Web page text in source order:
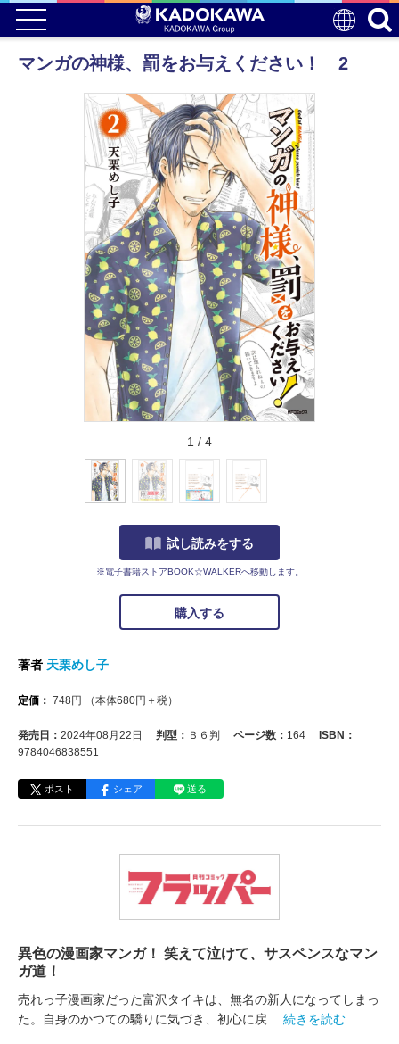
マンガの神様、罰をお与えください！ 2
1 / 4
試し読みをする
※電子書籍ストアBOOK☆WALKERへ移動します。
購入する
著者 天栗めし子
定価： 748円 （本体680円＋税）
発売日： 2024年08月22日 判型： Ｂ６判 ページ数： 164
ISBN：
9784046838551
ポスト シェア 送る
異色の漫画家マンガ！ 笑えて泣けて、サスペンスなマン
ガ道！
売れっ子漫画家だった富沢タイキは、無名の新人になってしまっ
た。自身のかつての驕りに気づき、初心に戻
…続きを読む